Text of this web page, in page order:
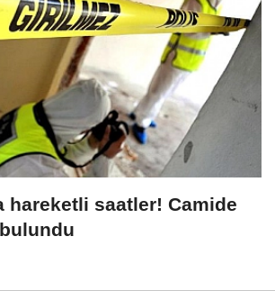
hareketli saatler! Camide